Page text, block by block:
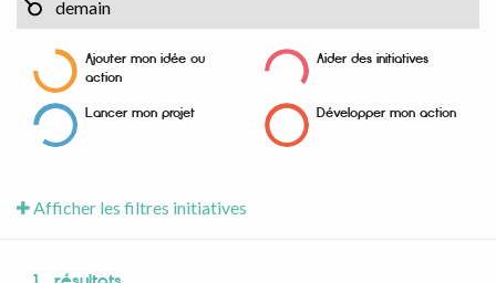
Ajouter mon idée ou
action
Aider des initiatives
Lancer mon projet Développer mon action
Afficher les filtres initiatives